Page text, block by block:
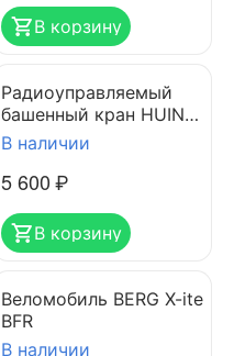
В корзину
Радиоуправляемый
башенный кран HUINA
1585
В наличии
5 600₽
В корзину
Веломобиль BERG X-ite
BFR
В наличии